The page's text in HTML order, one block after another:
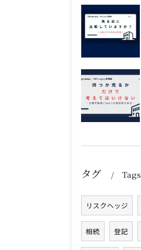
タグ Tags
リスクヘッジ
相続 登記